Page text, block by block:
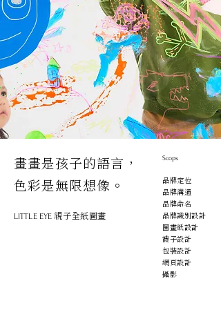
畫畫是孩子的語言，
色彩是無限想像。
LITTLE EYE親子全紙圖畫
Scops
品牌定位
品牌溝通
品牌命名
品牌識別設計
圖畫紙設計
襪子設計
包裝設計​
網頁設計
​攝影